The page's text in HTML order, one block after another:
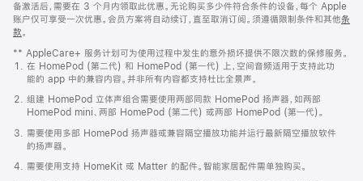
备激活后，需要在 3 个月内领取此优惠。无论购买多少件符合条件的设备，每个 Apple
账户仅可享受一次优惠。会员方案将自动续订，直至取消订阅。须遵循限制条件和其他条
款。
窗
口
中
打
开)
** AppleCare+ 服务计划可为使用过程中发生的意外损坏提供不限次数的保修服务。
在 HomePod (第二代) 和 HomePod (第一代) 上，空间音频适用于支持此功
能的 app 中的兼容内容。并非所有内容都支持杜比全景声。
组建 HomePod 立体声组合需要使用两部同款 HomePod 扬声器，如两部
HomePod mini、两部 HomePod (第二代) 或两部 HomePod (第一代)。
需要使用多部 HomePod 扬声器或兼容隔空播放功能并运行最新隔空播放软件
的扬声器。
需要使用支持 HomeKit 或 Matter 的配件。智能家居配件需单独购买。